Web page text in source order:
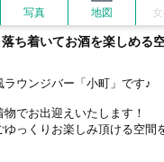
写真 地図
ち着いてお酒を楽しめる
ウンジバー「小町」です♪
でお出迎えいたします！
っくりお楽しみ頂ける空間